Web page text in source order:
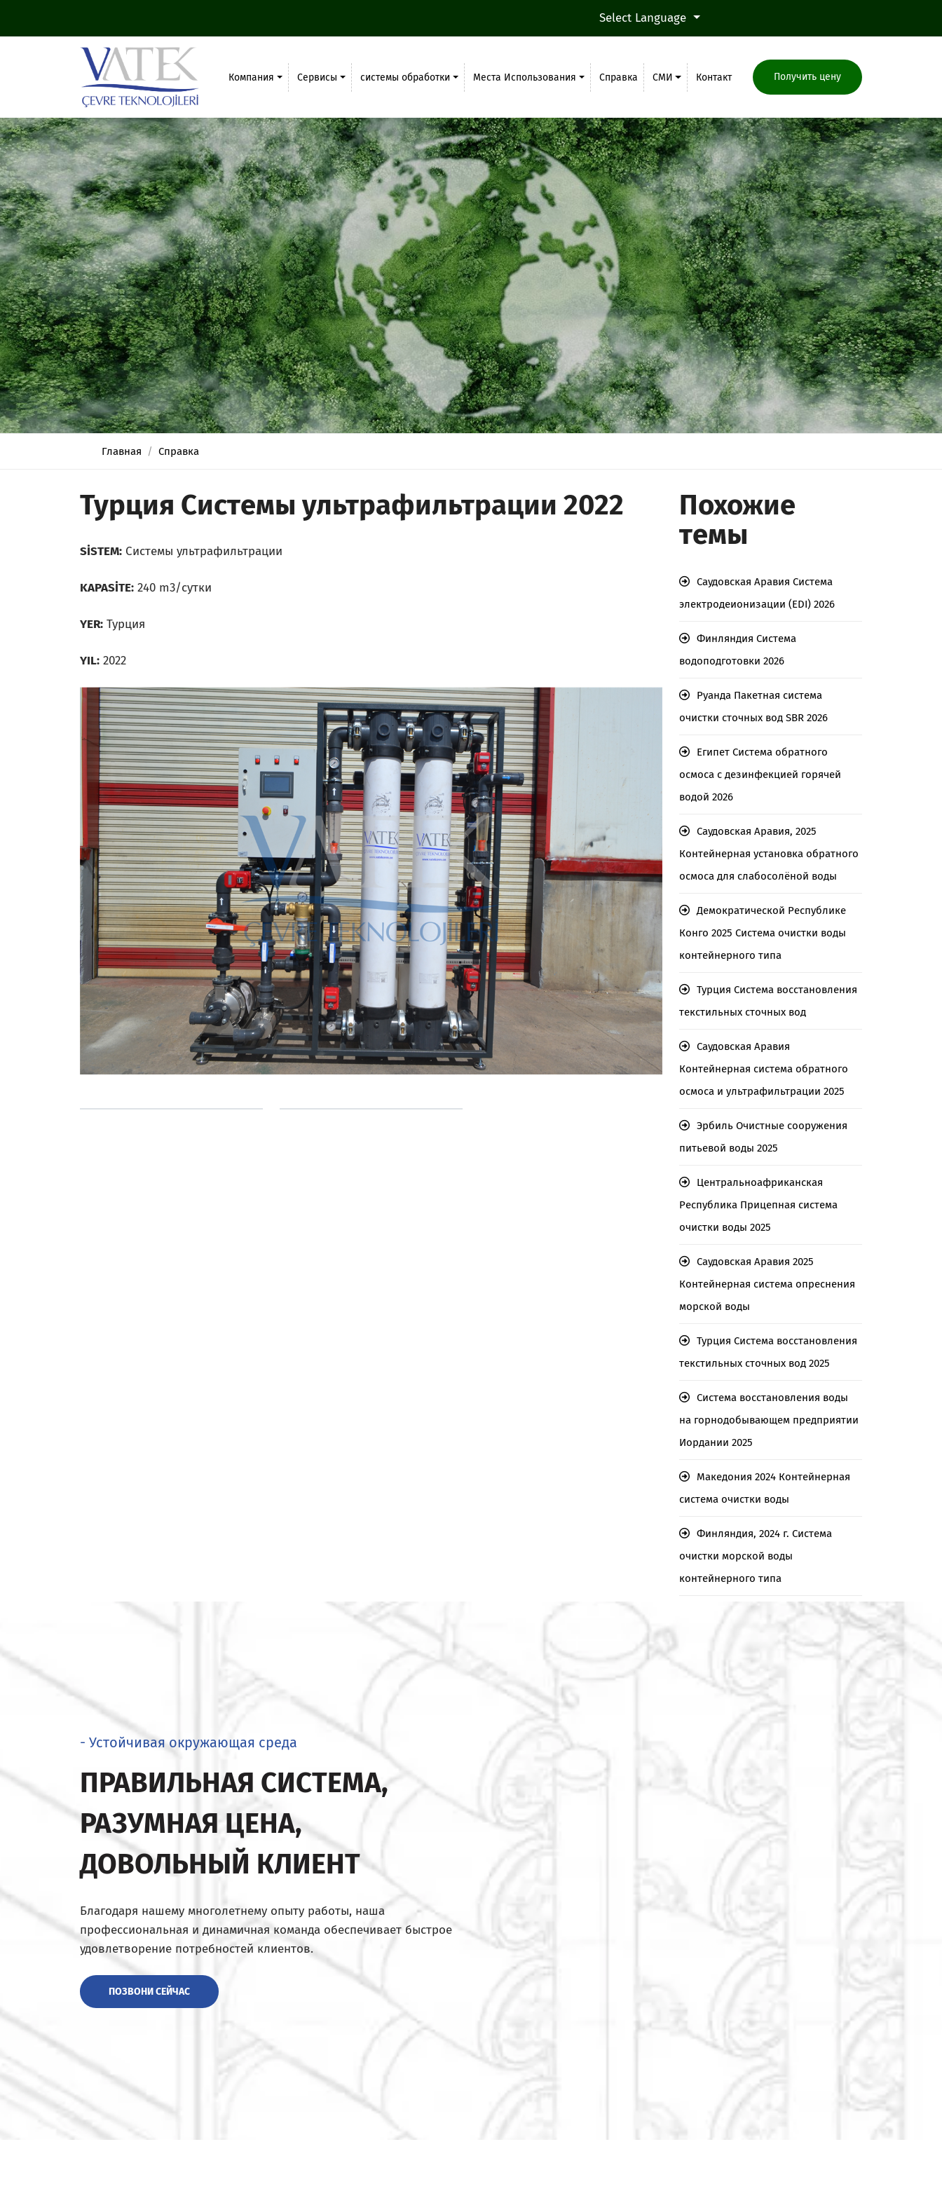
Select Language
Компания Сервисы системы обработки Места Использования Справка СМИ Контакт Получить цену
Главная Справка
Турция Системы ультрафильтрации 2022
SİSTEM: Системы ультрафильтрации
KAPASİTE: 240 m3/сутки
YER: Турция
YIL: 2022
Похожие
темы
Саудовская Аравия Система
электродеионизации (EDI) 2026
Финляндия Система
водоподготовки 2026
Руанда Пакетная система
очистки сточных вод SBR 2026
Египет Система обратного
осмоса с дезинфекцией горячей
водой 2026
Саудовская Аравия, 2025
Контейнерная установка обратного
осмоса для слабосолёной воды
Демократической Республике
Конго 2025 Система очистки воды
контейнерного типа
Турция Система восстановления
текстильных сточных вод
Саудовская Аравия
Контейнерная система обратного
осмоса и ультрафильтрации 2025
Эрбиль Очистные сооружения
питьевой воды 2025
Центральноафриканская
Республика Прицепная система
очистки воды 2025
Саудовская Аравия 2025
Контейнерная система опреснения
морской воды
Турция Система восстановления
текстильных сточных вод 2025
Система восстановления воды
на горнодобывающем предприятии
Иордании 2025
Македония 2024 Контейнерная
система очистки воды
Финляндия, 2024 г. Система
очистки морской воды
контейнерного типа
- Устойчивая окружающая среда
ПРАВИЛЬНАЯ СИСТЕМА,
РАЗУМНАЯ ЦЕНА,
ДОВОЛЬНЫЙ КЛИЕНТ
Благодаря нашему многолетнему опыту работы, наша
профессиональная и динамичная команда обеспечивает быстрое
удовлетворение потребностей клиентов.
ПОЗВОНИ СЕЙЧАС